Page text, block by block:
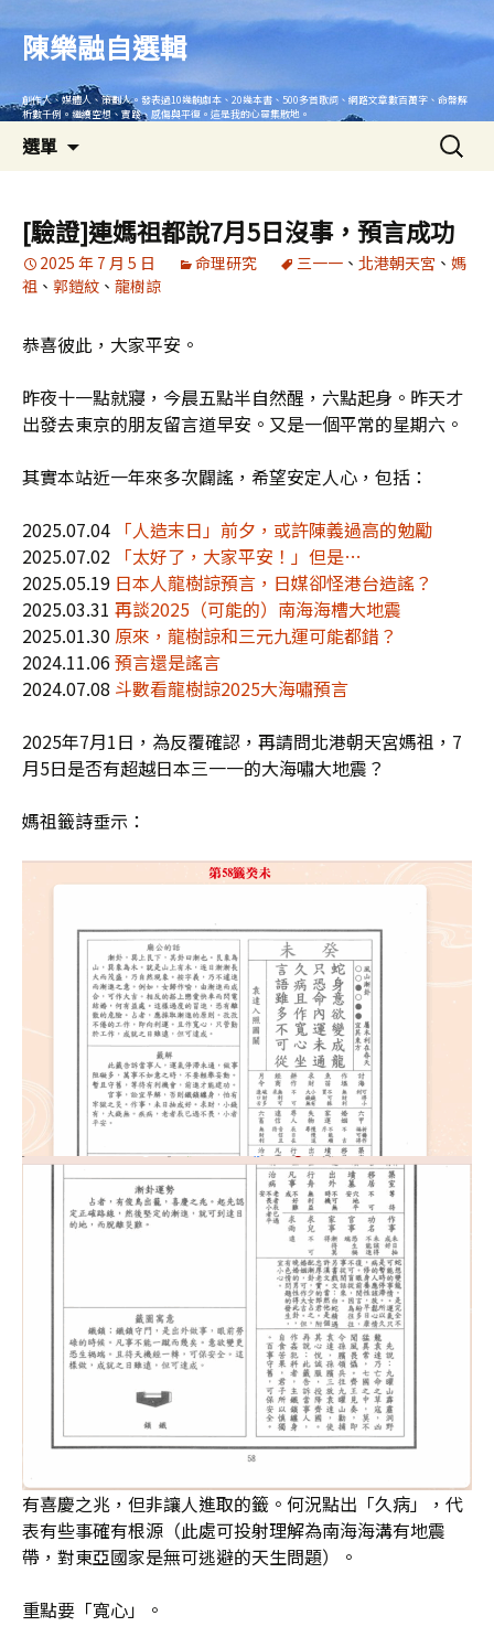
內
陳樂融自選輯
創作人、媒體人、策劃人。發表過10幾齣劇本、20幾本書、500多首歌詞、網路文章數百萬字、命盤解
析數千例。繼續空想、實踐、感傷與平復。這是我的心靈集散地。
選單
搜
尋
鍵
字:
[驗證]連媽祖都說7月5日沒事，預言成功
2025 年 7 月 5 日 命理研究 三一一 、 北港朝天宮 、 媽
祖 、 郭鎧紋 、 龍樹諒
恭喜彼此，大家平安。
昨夜十一點就寢，今晨五點半自然醒，六點起身。昨天才
出發去東京的朋友留言道早安。又是一個平常的星期六。
其實本站近一年來多次闢謠，希望安定人心，包括：
2025.07.04 「人造末日」前夕，或許陳義過高的勉勵
2025.07.02 「太好了，大家平安！」但是…
2025.05.19 日本人龍樹諒預言，日媒卻怪港台造謠？
2025.03.31 再談2025（可能的）南海海槽大地震
2025.01.30 原來，龍樹諒和三元九運可能都錯？
2024.11.06預言還是謠言
2024.07.08 斗數看龍樹諒2025大海嘯預言
2025年7月1日，為反覆確認，再請問北港朝天宮媽祖，7
月5日是否有超越日本三一一的大海嘯大地震？
媽祖籤詩垂示：
有喜慶之兆，但非讓人進取的籤。何況點出「久病」，代
表有些事確有根源（此處可投射理解為南海海溝有地震
帶，對東亞國家是無可逃避的天生問題）。
重點要「寬心」。